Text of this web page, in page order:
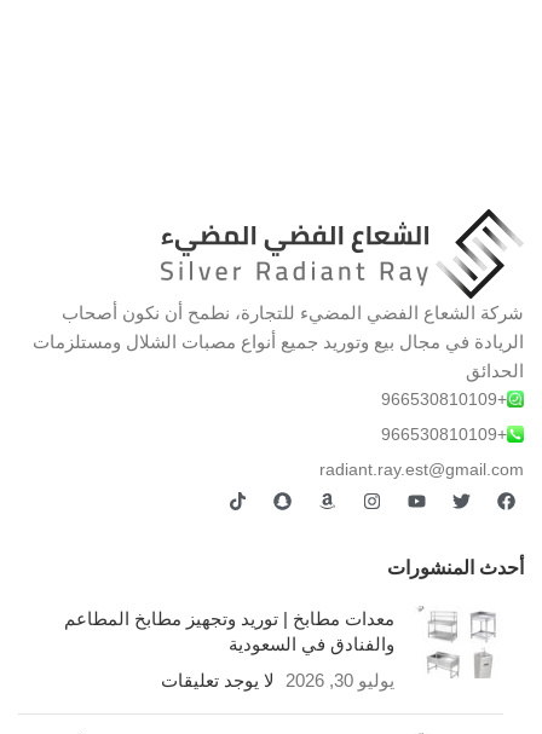
شركة الشعاع الفضي المضيء للتجارة، نطمح أن نكون أصحاب
الريادة في مجال بيع وتوريد جميع أنواع مصبات الشلال ومستلزمات
الحدائق
+966530810109
+966530810109
radiant.ray.est@gmail.com
أحدث المنشورات
معدات مطابخ | توريد وتجهيز مطابخ المطاعم
والفنادق في السعودية
يوليو 30, 2026
لا يوجد تعليقات